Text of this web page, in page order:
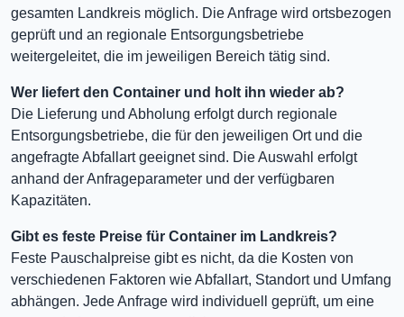
gesamten Landkreis möglich. Die Anfrage wird ortsbezogen
geprüft und an regionale Entsorgungsbetriebe
weitergeleitet, die im jeweiligen Bereich tätig sind.
Wer liefert den Container und holt ihn wieder ab?
Die Lieferung und Abholung erfolgt durch regionale
Entsorgungsbetriebe, die für den jeweiligen Ort und die
angefragte Abfallart geeignet sind. Die Auswahl erfolgt
anhand der Anfrageparameter und der verfügbaren
Kapazitäten.
Gibt es feste Preise für Container im Landkreis?
Feste Pauschalpreise gibt es nicht, da die Kosten von
verschiedenen Faktoren wie Abfallart, Standort und Umfang
abhängen. Jede Anfrage wird individuell geprüft, um eine